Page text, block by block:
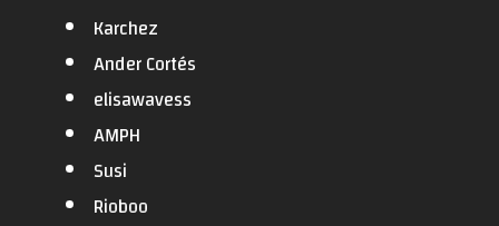
Karchez
Ander Cortés
elisawavess
AMPH
Susi
Rioboo